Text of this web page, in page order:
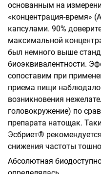
основанным на
«концентрация-время» (
капсулами. 90%
максимальной
был немного выше
биоэквивалентности.
сопоставим при
приема пищи
возникновения
головокружение) по
препарата натощак.
Эсбриет®
снижения частоты
Абсолютная